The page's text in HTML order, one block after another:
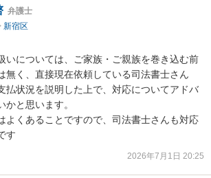
弁護士
新宿区
いについては、ご家族・ご親族を巻き込む前
無く、直接現在依頼している司法書士さん
払状況を説明した上で、対応についてアドバ
かと思います。
よくあることですので、司法書士さんも対応
す
2026年7月1日 20:25